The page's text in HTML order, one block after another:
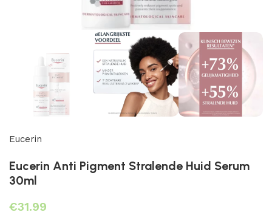
Eucerin
Eucerin Anti Pigment Stralende Huid Serum
30ml
€